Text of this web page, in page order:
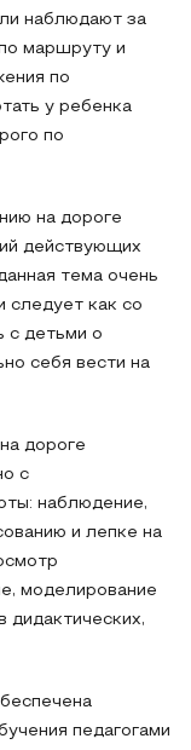
наблюдают за
маршруту и
по
у ребенка
по
на дороге
действующих
тема очень
следует как со
с детьми о
себя вести на
дороге
с
наблюдение,
и лепке на
моделирование
дидактических,
педагогами